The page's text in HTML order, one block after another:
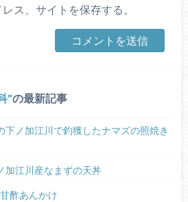
ス、サイトを保存する。
の最新記事
下ノ加江川で釣獲したナマズの照焼き
加江川産なまずの天丼
酢あんかけ